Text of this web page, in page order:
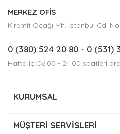
MERKEZ OFİS
Kiremit Ocağı Mh. İstanbul Cd.
0 (380) 524 20 80 - 0 (531)
Hafta içi:06.00 - 24.00 saatleri
KURUMSAL
MÜŞTERİ SERVİSLERİ